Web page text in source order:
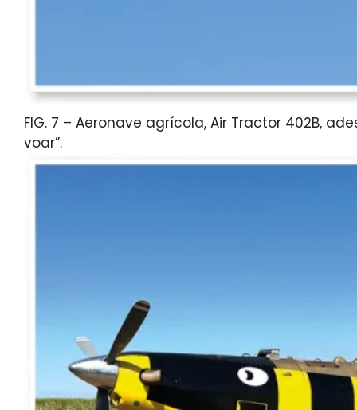
FIG. 7 – Aeronave agrícola, Air Tractor 402B,
voar”.